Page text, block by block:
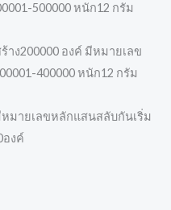
500000 หนัก12 กรัม
ง200000 องค์ มีหมายเลข
400000 หนัก12 กรัม
มายเลขหลักแสนสลับกันเริ่ม
องค์